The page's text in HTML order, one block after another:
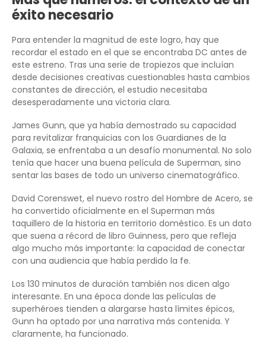
éxito necesario
Para entender la magnitud de este logro, hay que
recordar el estado en el que se encontraba DC antes de
este estreno. Tras una serie de tropiezos que incluían
desde decisiones creativas cuestionables hasta cambios
constantes de dirección, el estudio necesitaba
desesperadamente una victoria clara.
James Gunn, que ya había demostrado su capacidad
para revitalizar franquicias con los Guardianes de la
Galaxia, se enfrentaba a un desafío monumental. No solo
tenía que hacer una buena película de Superman, sino
sentar las bases de todo un universo cinematográfico.
David Corenswet, el nuevo rostro del Hombre de Acero, se
ha convertido oficialmente en el Superman más
taquillero de la historia en territorio doméstico. Es un dato
que suena a récord de libro Guinness, pero que refleja
algo mucho más importante: la capacidad de conectar
con una audiencia que había perdido la fe.
Los 130 minutos de duración también nos dicen algo
interesante. En una época donde las películas de
superhéroes tienden a alargarse hasta límites épicos,
Gunn ha optado por una narrativa más contenida. Y
claramente, ha funcionado.